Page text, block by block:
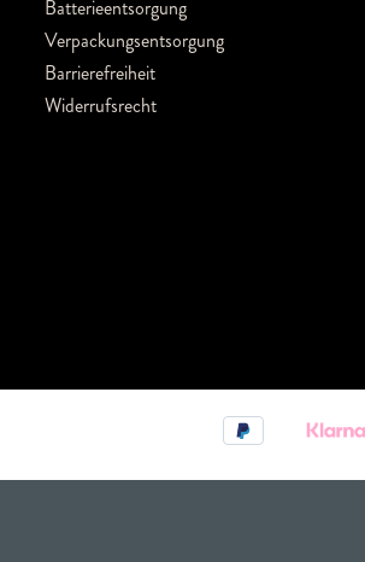
Batterieentsorgung
Verpackungsentsorgung
Barrierefreiheit
Widerrufsrecht